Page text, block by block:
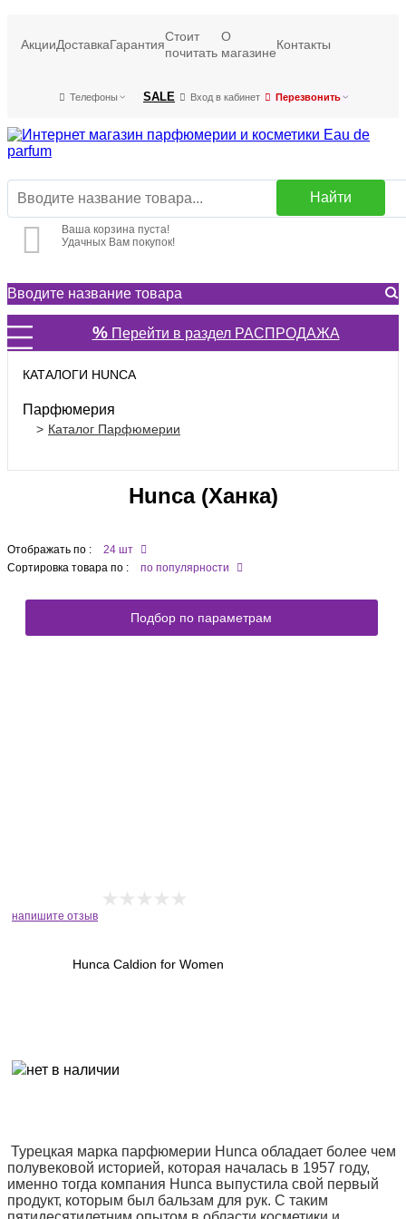
АкцииДоставкаГарантия
Стоит
почитать
О
магазине
Контакты
Телефоны SALE Вход в кабинет Перезвонить
Найти
Ваша корзина пуста!
Удачных Вам покупок!
%Перейти в раздел РАСПРОДАЖА
КАТАЛОГИ HUNCA
Парфюмерия
Каталог Парфюмерии
Hunca (Ханка)
Отображать по :
24 шт
Сортировка товара по :
по популярности
Подбор по параметрам
напишите отзыв
Hunca Caldion for Women
Турецкая марка парфюмерии Hunca обладает более чем
полувековой историей, которая началась в 1957 году,
именно тогда компания Hunca выпустила свой первый
продукт, которым был бальзам для рук. С таким